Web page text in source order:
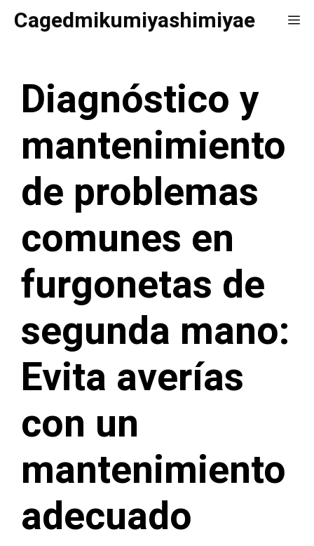
SaltarCagedmikumiyashimiyae
Diagnóstico y
mantenimiento
de problemas
comunes en
furgonetas de
segunda mano:
Evita averías
con un
mantenimiento
adecuado